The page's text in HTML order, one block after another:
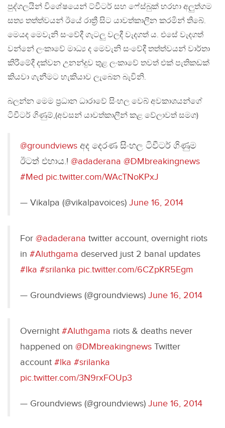
පුද්ගලයින් විශේෂයෙන් ට්වීටර් සහ ෆේස්බුක් හරහා අලුත්ගම
සත්‍ය තත්ත්වයන් ඊයේ රාත්‍රී සිට යාවත්කාලීන කරමින් තිබේ.
මෙයද මෙවැනි සංවේදී ගැටලු වලදී වැදගත් ය. එසේ වැදගත්
වන්නේ ලංකාවේ මාධ්‍ය ද මෙවැනි සංවේදී තත්ත්වයන් වාර්තා
කිරීමේදී දක්වන උනන්දුව තුළ ලංකාවේ තවත් එක් පැතිකඩක්
කියවා ගැනීමට හැකියාව ලැබෙන බැවිනි.
බලන්න මෙම ප්‍රධාන ධාරාවේ සිංහල වෙබ් අවකාශයන්ගේ
ටිවීටර් ගිණුම්,(අවසන් යාවත්කාලීන් කළ වේලාවත් සමග)
@groundviews අද දෙරණ සිංහල ටිවීටර් ගිණුම
ඊටත් එහාය.! @adaderana @DMbreakingnews
#Med pic.twitter.com/WAcTNoKPxJ
— Vikalpa (@vikalpavoices) June 16, 2014
For @adaderana twitter account, overnight riots
in #Aluthgama deserved just 2 banal updates
#lka #srilanka pic.twitter.com/6CZpKR5Egm
— Groundviews (@groundviews) June 16, 2014
Overnight #Aluthgama riots & deaths never
happened on @DMbreakingnews Twitter
account #lka #srilanka
pic.twitter.com/3N9rxFOUp3
— Groundviews (@groundviews) June 16, 2014